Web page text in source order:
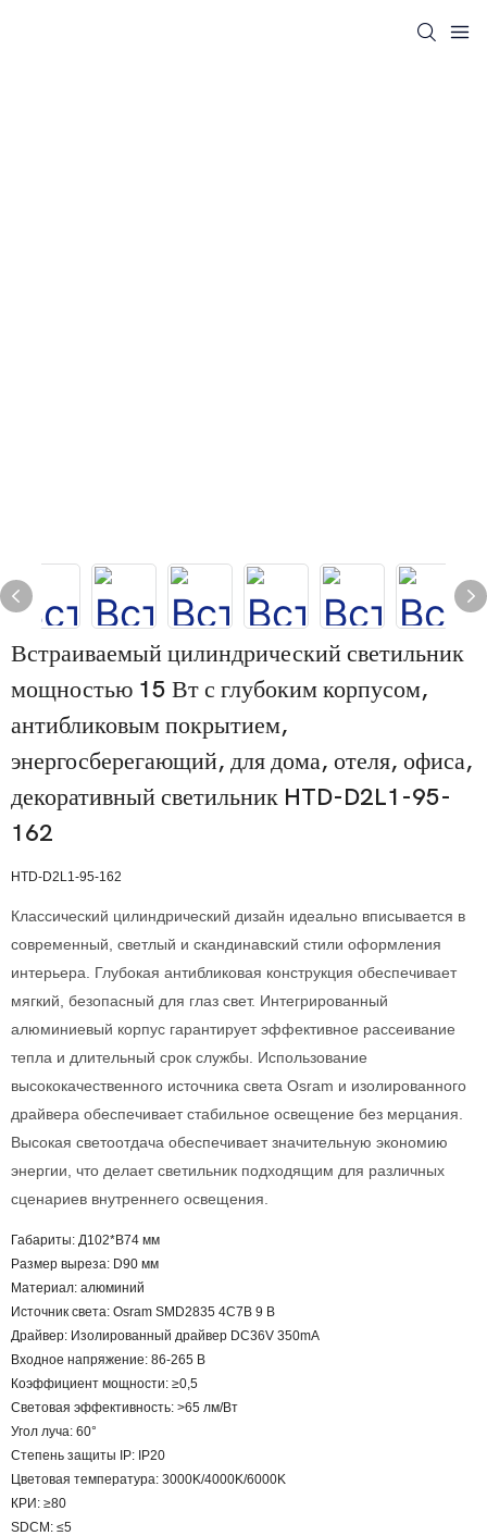
Встраиваемый цилиндрический светильник
мощностью 15 Вт с глубоким корпусом,
антибликовым покрытием,
энергосберегающий, для дома, отеля, офиса,
декоративный светильник HTD-D2L1-95-
162
HTD-D2L1-95-162
Классический цилиндрический дизайн идеально вписывается в
современный, светлый и скандинавский стили оформления
интерьера. Глубокая антибликовая конструкция обеспечивает
мягкий, безопасный для глаз свет. Интегрированный
алюминиевый корпус гарантирует эффективное рассеивание
тепла и длительный срок службы. Использование
высококачественного источника света Osram и изолированного
драйвера обеспечивает стабильное освещение без мерцания.
Высокая светоотдача обеспечивает значительную экономию
энергии, что делает светильник подходящим для различных
сценариев внутреннего освещения.
Габариты: Д102*В74 мм
Размер выреза: D90 мм
Материал: алюминий
Источник света: Osram SMD2835 4C7B 9 В
Драйвер: Изолированный драйвер DC36V 350mA
Входное напряжение: 86-265 В
Коэффициент мощности: ≥0,5
Световая эффективность: >65 лм/Вт
Угол луча: 60°
Степень защиты IP: IP20
Цветовая температура: 3000K/4000K/6000K
КРИ: ≥80
SDCM: ≤5